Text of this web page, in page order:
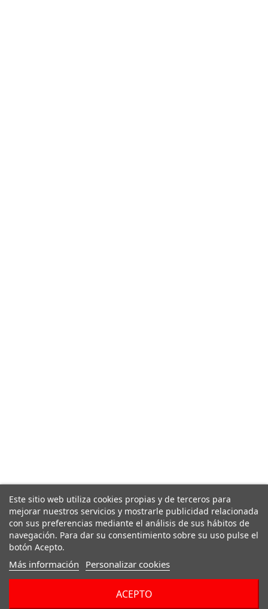
Este sitio web utiliza cookies propias y de terceros para
mejorar nuestros servicios y mostrarle publicidad relacionada
con sus preferencias mediante el análisis de sus hábitos de
navegación. Para dar su consentimiento sobre su uso pulse el
botón Acepto.
Más información Personalizar cookies
ACEPTO